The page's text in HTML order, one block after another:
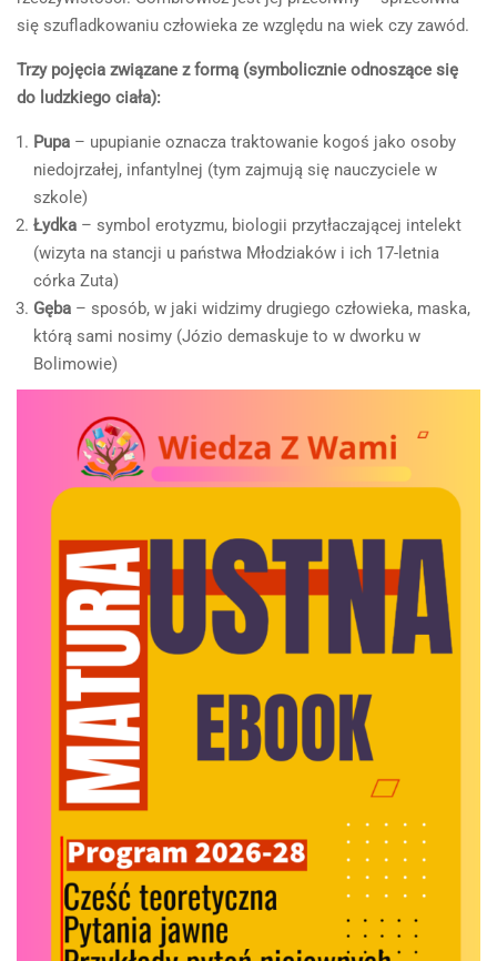
się szufladkowaniu człowieka ze względu na wiek czy zawód.
Trzy pojęcia związane z formą (symbolicznie odnoszące się
do ludzkiego ciała):
Pupa – upupianie oznacza traktowanie kogoś jako osoby
niedojrzałej, infantylnej (tym zajmują się nauczyciele w
szkole)
Łydka – symbol erotyzmu, biologii przytłaczającej intelekt
(wizyta na stancji u państwa Młodziaków i ich 17-letnia
córka Zuta)
Gęba – sposób, w jaki widzimy drugiego człowieka, maska,
którą sami nosimy (Józio demaskuje to w dworku w
Bolimowie)